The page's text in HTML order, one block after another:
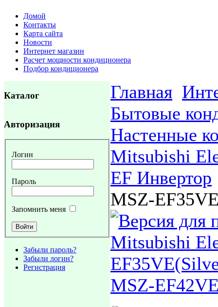
Домой
Контакты
Карта сайта
Новости
Интернет магазин
Расчет мощности кондиционера
Подбор кондиционера
Каталог
Авторизация
Логин
Пароль
Запомнить меня
Забыли пароль?
Забыли логин?
Регистрация
Главная
Бытовые
Настенные
Mitsubishi
EF Инвертор
MSZ-
Mitsubishi
MSZ-